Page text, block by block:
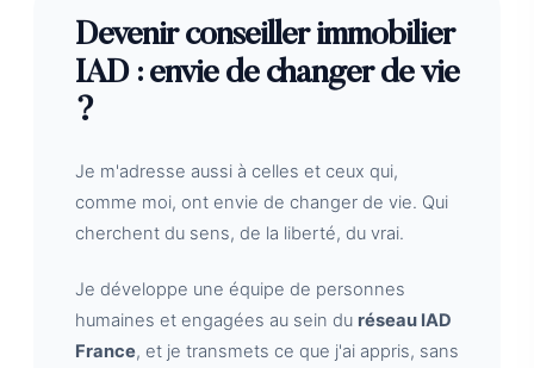
Devenir conseiller immobilier
IAD : envie de changer de vie
?
Je m'adresse aussi à celles et ceux qui,
comme moi, ont envie de changer de vie. Qui
cherchent du sens, de la liberté, du vrai.
Je développe une équipe de personnes
humaines et engagées au sein du réseau IAD
France, et je transmets ce que j'ai appris, sans